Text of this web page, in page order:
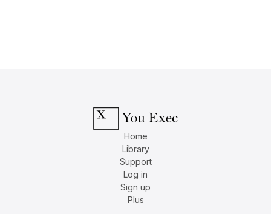
Home
Library
Support
Log in
Sign up
Plus